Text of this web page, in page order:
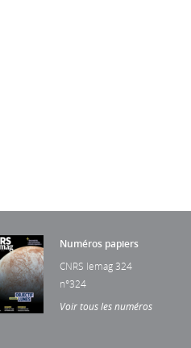
Numéros papiers
CNRS lemag 324
n°324
Voir tous les numéros